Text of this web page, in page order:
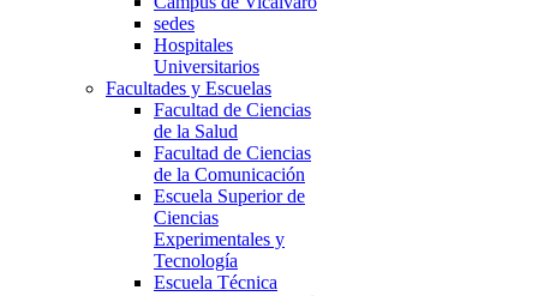
sedes
Hospitales
Universitarios
Facultades y Escuelas
Facultad de Ciencias
de la Salud
Facultad de Ciencias
de la Comunicación
Escuela Superior de
Ciencias
Experimentales y
Tecnología
Escuela Técnica